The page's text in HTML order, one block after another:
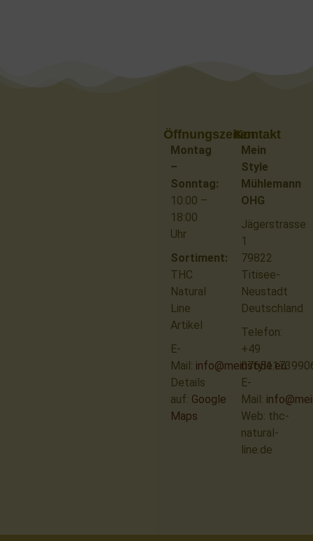
Kontakt
Mein
Style
Mühlemann
OHG
Jägerstrasse
1
79822
Titisee-
Neustadt
Deutschland
Telefon:
+49
E-
Mail:
Web: thc-
natural-
line.de
Öffnungszeiten
Montag
–
Sonntag:
10:00 –
18:00
Uhr
Sortiment:
THC
Natural
Line
Artikel
E-
Mail: info@meinstyle.eu
Details
auf: Google
Maps